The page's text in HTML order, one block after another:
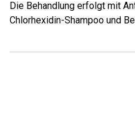
Die Behandlung erfolgt mit
Chlorhexidin-Shampoo und